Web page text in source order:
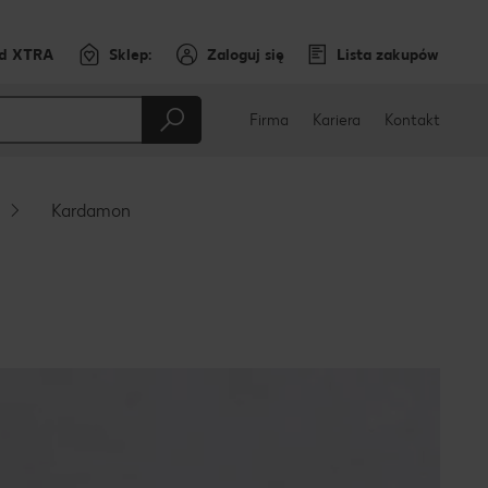
XTRA Sklep: Zaloguj się Lista zakupów
Firma Kariera Kontakt
Kardamon